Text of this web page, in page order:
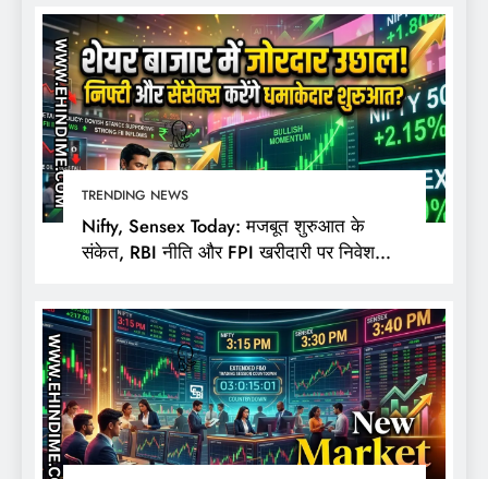
TRENDING NEWS
Nifty, Sensex Today: मजबूत शुरुआत के
संकेत, RBI नीति और FPI खरीदारी पर निवेशकों